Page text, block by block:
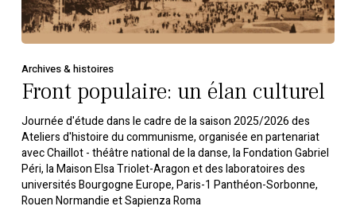
Archives & histoires
Front populaire: un élan culturel
Journée d'étude dans le cadre de la saison 2025/2026 des
Ateliers d'histoire du communisme, organisée en partenariat
avec Chaillot - théâtre national de la danse, la Fondation Gabriel
Péri, la Maison Elsa Triolet-Aragon et des laboratoires des
universités Bourgogne Europe, Paris-1 Panthéon-Sorbonne,
Rouen Normandie et Sapienza Roma